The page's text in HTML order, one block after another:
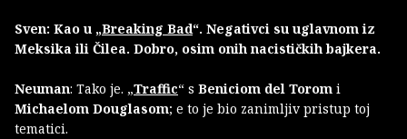
Sven: Kao u „Breaking Bad“. Negativci su uglavnom iz
Meksika ili Čilea. Dobro, osim onih nacističkih bajkera.
Neuman: Tako je. „Traffic“ s Beniciom del Torom i
Michaelom Douglasom; e to je bio zanimljiv pristup toj
tematici.